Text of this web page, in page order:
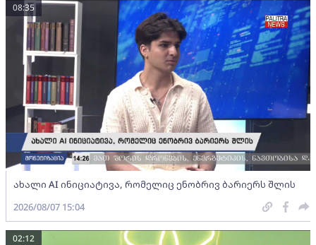
ახალი AI ინიციატივა, რომელიც ენობრივ ბარიერს შლის
08:35
2026/08/07 15:04
02:12